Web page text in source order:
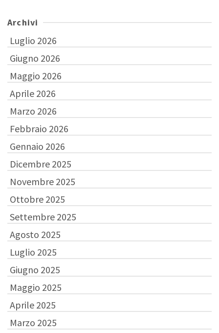
Archivi
Luglio 2026
Giugno 2026
Maggio 2026
Aprile 2026
Marzo 2026
Febbraio 2026
Gennaio 2026
Dicembre 2025
Novembre 2025
Ottobre 2025
Settembre 2025
Agosto 2025
Luglio 2025
Giugno 2025
Maggio 2025
Aprile 2025
Marzo 2025